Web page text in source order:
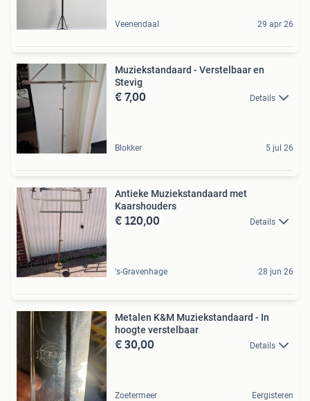
Veenendaal 29 apr 26
Muziekstandaard - Verstelbaar en
Stevig
€ 7,00 Details
Blokker 5 jul 26
Antieke Muziekstandaard met
Kaarshouders
€ 120,00 Details
's-Gravenhage 28 jun 26
Metalen K&M Muziekstandaard - In
hoogte verstelbaar
€ 30,00 Details
Zoetermeer Eergisteren